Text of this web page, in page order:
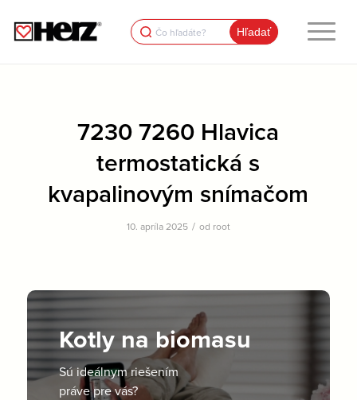
Search
for:
7230 7260 Hlavica
termostatická s
kvapalinovým snímačom
10. apríla 2025 / od root
Kotly na biomasu
Sú ideálnym riešením
práve pre vás?